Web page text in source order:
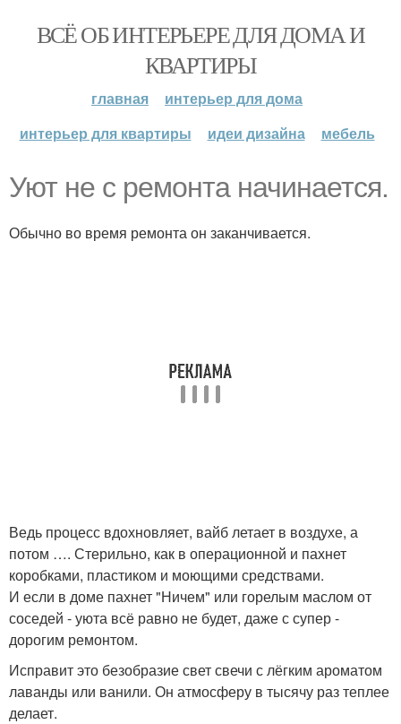
ВСЁ ОБ ИНТЕРЬЕРЕ ДЛЯ ДОМА И
КВАРТИРЫ
главная
интерьер для дома
интерьер для квартиры
идеи дизайна мебель
Уют не с ремонта начинается.
Обычно во время ремонта он заканчивается.
Ведь процесс вдохновляет, вайб летает в воздухе, а
потом …. Стерильно, как в операционной и пахнет
коробками, пластиком и моющими средствами.
И если в доме пахнет "Ничем" или горелым маслом от
соседей - уюта всё равно не будет, даже с супер -
дорогим ремонтом.
Исправит это безобразие свет свечи с лёгким ароматом
лаванды или ванили. Он атмосферу в тысячу раз теплее
делает.